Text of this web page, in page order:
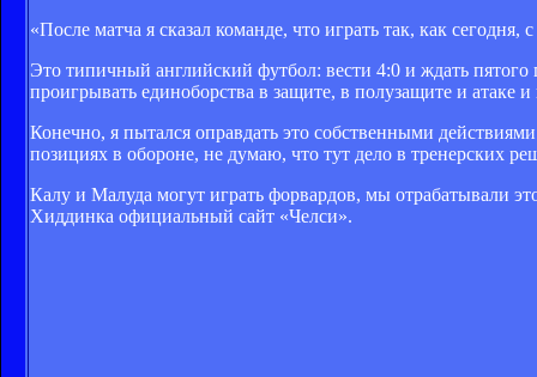
«После матча я сказал команде, что играть так, как
Это типичный английский футбол: вести 4:0 и ждать
проигрывать единоборства в защите, в полузащите и атаке
Конечно, я пытался оправдать это собственными
позициях в обороне, не думаю, что тут дело в тренерских
Калу и Малуда могут играть форвардов, мы отрабатывали
Хиддинка официальный сайт «Челси».